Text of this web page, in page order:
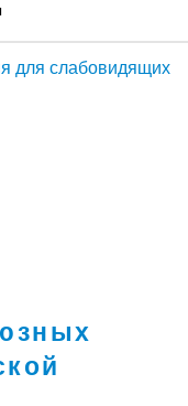
для слабовидящих